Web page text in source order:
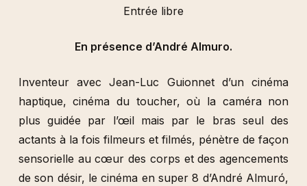
Entrée libre
En présence d’André Almuro.
Inventeur avec Jean-Luc Guionnet d’un cinéma
haptique, cinéma du toucher, où la caméra non
plus guidée par l’œil mais par le bras seul des
actants à la fois filmeurs et filmés, pénètre de façon
sensorielle au cœur des corps et des agencements
de son désir, le cinéma en super 8 d’André Almuró,